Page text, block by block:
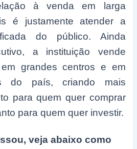
à venda em larga
é justamente atender a
do público. Ainda
a instituição vende
grandes centros e em
do país, criando mais
para quem quer comprar
para quem quer investir.
veja abaixo como